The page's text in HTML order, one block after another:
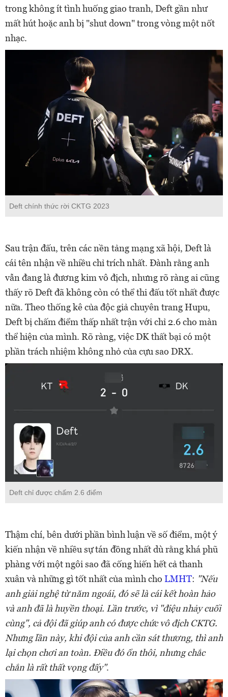
trong không ít tình huống giao tranh, Deft gần như
mất hút hoặc anh bị "shut down" trong vòng một nốt
nhạc.
Deft chính thức rời CKTG 2023
Sau trận đấu, trên các nền tảng mạng xã hội, Deft là
cái tên nhận về nhiều chỉ trích nhất. Đành rằng anh
vẫn đang là đương kim vô địch, nhưng rõ ràng ai cũng
thấy rõ Deft đã không còn có thể thi đấu tốt nhất được
nữa. Theo thống kê của độc giả chuyên trang Hupu,
Deft bị chấm điểm thấp nhất trận với chỉ 2.6 cho màn
thể hiện của mình. Rõ ràng, việc DK thất bại có một
phần trách nhiệm không nhỏ của cựu sao DRX.
Deft chỉ được chấm 2.6 điểm
Thậm chí, bên dưới phần bình luận về số điểm, một ý
kiến nhận về nhiều sự tán đồng nhất dù rằng khá phũ
phàng với một ngôi sao đã cống hiến hết cả thanh
xuân và những gì tốt nhất của mình cho LMHT: "Nếu
anh giải nghệ từ năm ngoái, đó sẽ là cái kết hoàn hảo
và anh đã là huyền thoại. Lần trước, vì "điệu nhảy cuối
cùng", cả đội đã giúp anh có được chức vô địch CKTG.
Nhưng lần này, khi đội của anh cần sát thương, thì anh
lại chọn chơi an toàn. Điều đó ổn thôi, nhưng chắc
chắn là rất thất vọng đấy".